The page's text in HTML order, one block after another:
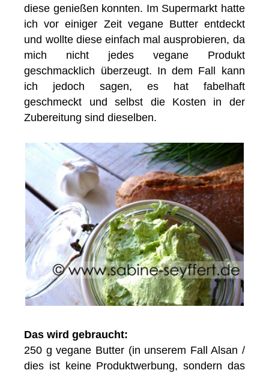
diese genießen konnten. Im Supermarkt hatte
ich vor einiger Zeit vegane Butter entdeckt
und wollte diese einfach mal ausprobieren, da
mich nicht jedes vegane Produkt
geschmacklich überzeugt. In dem Fall kann
ich jedoch sagen, es hat fabelhaft
geschmeckt und selbst die Kosten in der
Zubereitung sind dieselben.
Das wird gebraucht:
250 g vegane Butter (in unserem Fall Alsan /
dies ist keine Produktwerbung, sondern das